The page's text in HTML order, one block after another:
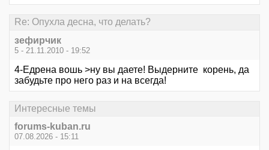
Re: Опухла десна, что делать?
зефирчик
5 - 21.11.2010 - 19:52
4-Едрена вошь >ну вы даете! Выдерните корень, да
забудьте про него раз и на всегда!
Интересные темы
forums-kuban.ru
07.08.2026 - 15:11